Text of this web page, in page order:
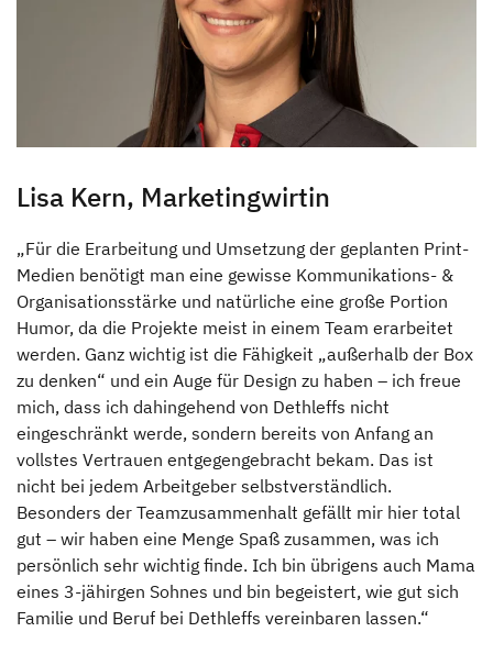
Lisa Kern, Marketingwirtin
„Für die Erarbeitung und Umsetzung der geplanten Print-
Medien benötigt man eine gewisse Kommunikations- &
Organisationsstärke und natürliche eine große Portion
Humor, da die Projekte meist in einem Team erarbeitet
werden. Ganz wichtig ist die Fähigkeit „außerhalb der Box
zu denken“ und ein Auge für Design zu haben – ich freue
mich, dass ich dahingehend von Dethleffs nicht
eingeschränkt werde, sondern bereits von Anfang an
vollstes Vertrauen entgegengebracht bekam. Das ist
nicht bei jedem Arbeitgeber selbstverständlich.
Besonders der Teamzusammenhalt gefällt mir hier total
gut – wir haben eine Menge Spaß zusammen, was ich
persönlich sehr wichtig finde. Ich bin übrigens auch Mama
eines 3-jähirgen Sohnes und bin begeistert, wie gut sich
Familie und Beruf bei Dethleffs vereinbaren lassen.“